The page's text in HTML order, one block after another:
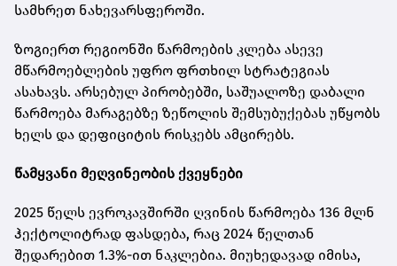
სამხრეთ ნახევარსფეროში.
ზოგიერთ რეგიონში წარმოების კლება ასევე
მწარმოებლების უფრო ფრთხილ სტრატეგიას
ასახავს. არსებულ პირობებში, საშუალოზე დაბალი
წარმოება მარაგებზე ზეწოლის შემსუბუქებას უწყობს
ხელს და დეფიციტის რისკებს ამცირებს.
წამყვანი მეღვინეობის ქვეყნები
2025 წელს ევროკავშირში ღვინის წარმოება 136 მლნ
ჰექტოლიტრად ფასდება, რაც 2024 წელთან
შედარებით 1.3%-ით ნაკლებია. მიუხედავად იმისა,